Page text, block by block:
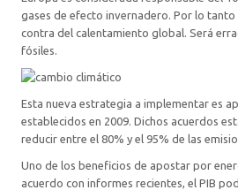
gases de efecto invernadero. Por lo tanto
contra del calentamiento global. Será
fósiles.
Esta nueva estrategia a implementar es
establecidos en 2009. Dichos acuerdos
reducir entre el 80% y el 95% de las
Uno de los beneficios de apostar por
acuerdo con informes recientes, el PIB